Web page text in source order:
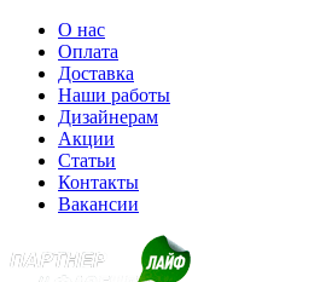
О нас
Оплата
Доставка
Наши работы
Дизайнерам
Акции
Статьи
Контакты
Вакансии